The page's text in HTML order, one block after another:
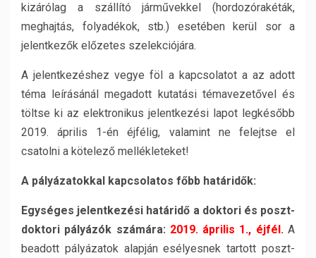
kizárólag a szállító járművekkel (hordozórakéták,
meghajtás, folyadékok, stb.) esetében kerül sor a
jelentkezők előzetes szelekciójára.
A jelentkezéshez vegye föl a kapcsolatot a az adott
téma leírásánál megadott kutatási témavezetővel és
töltse ki az elektronikus jelentkezési lapot legkésőbb
2019. április 1-én éjfélig, valamint ne felejtse el
csatolni a kötelező mellékleteket!
A pályázatokkal kapcsolatos főbb határidők:
Egységes jelentkezési határidő a doktori és poszt-
doktori pályázók számára: 2019. április 1., éjfél.A
beadott pályázatok alapján esélyesnek tartott poszt-